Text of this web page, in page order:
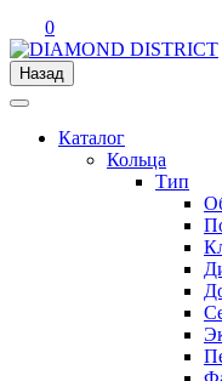
0
Назад
Каталог
Кольца
Тип